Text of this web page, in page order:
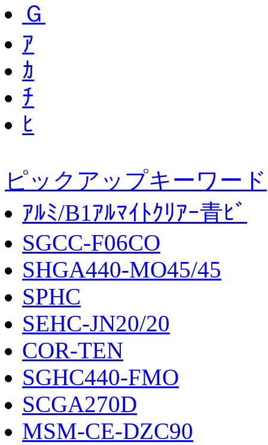
Ｇ
ｱ
ｶ
ﾁ
ﾋ
ピックアップキーワード
ｱﾙﾐ/B1ｱﾙﾏｲﾄｸﾘｱｰ青ﾋﾞ
SGCC-F06CO
SHGA440-MO45/45
SPHC
SEHC-JN20/20
COR-TEN
SGHC440-FMO
SCGA270D
MSM-CE-DZC90